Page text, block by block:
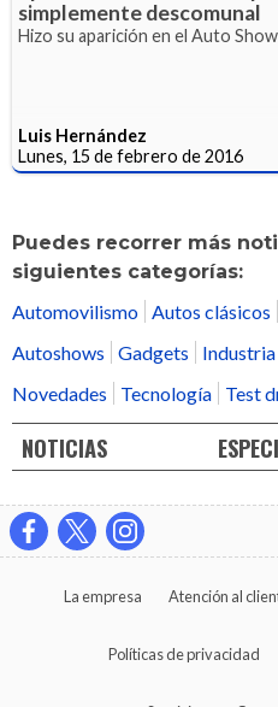
simplemente descomunal
Hizo su aparición en el Auto
Luis Hernández
Lunes, 15 de febrero de 2016
Puedes recorrer más
siguientes categorías:
Automovilismo Autos clásicos
Autoshows
Gadgets Industria
Novedades
Tecnología Test
NOTICIAS
La empresa Atención al
Políticas de privacidad